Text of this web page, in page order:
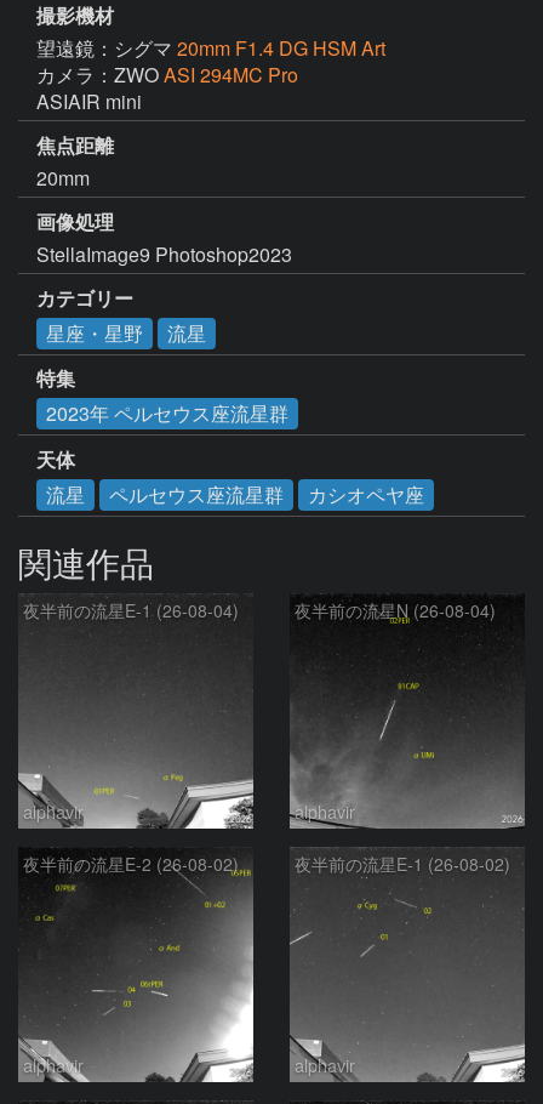
撮影機材
望遠鏡：シグマ 20mm F1.4 DG HSM Art
カメラ：ZWOASI 294MC Pro
ASIAIR mini
焦点距離
20mm
画像処理
StellaImage9 Photoshop2023
カテゴリー
星座・星野
流星
特集
2023年 ペルセウス座流星群
天体
流星
ペルセウス座流星群 カシオペヤ座
関連作品
夜半前の流星E-1 (26-08-04)
alphavir
夜半前の流星N (26-08-04)
alphavir
夜半前の流星E-2 (26-08-02)
alphavir
夜半前の流星E-1 (26-08-02)
alphavir